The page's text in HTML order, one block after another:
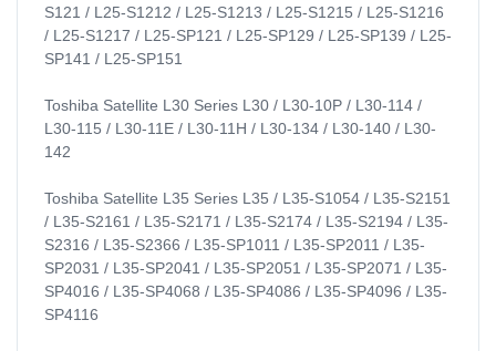
S121 / L25-S1212 / L25-S1213 / L25-S1215 / L25-S1216
/ L25-S1217 / L25-SP121 / L25-SP129 / L25-SP139 / L25-
SP141 / L25-SP151
Toshiba Satellite L30 Series L30 / L30-10P / L30-114 /
L30-115 / L30-11E / L30-11H / L30-134 / L30-140 / L30-
142
Toshiba Satellite L35 Series L35 / L35-S1054 / L35-S2151
/ L35-S2161 / L35-S2171 / L35-S2174 / L35-S2194 / L35-
S2316 / L35-S2366 / L35-SP1011 / L35-SP2011 / L35-
SP2031 / L35-SP2041 / L35-SP2051 / L35-SP2071 / L35-
SP4016 / L35-SP4068 / L35-SP4086 / L35-SP4096 / L35-
SP4116